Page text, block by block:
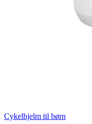
Cykelhjelm til børn